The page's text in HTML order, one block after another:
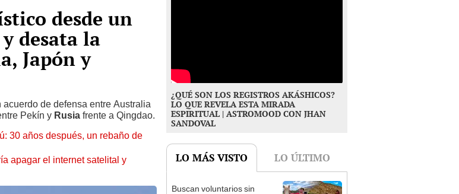
desde un
desata la
Japón y
de defensa entre Australia
Pekín y Rusia frente a Qingdao.
30 años después, un rebaño de
apagar el internet satelital y
¿QUÉ SON LOS REGISTROS AKÁSHICOS?
LO QUE REVELA ESTA MIRADA
ESPIRITUAL | ASTROMOOD CON JHAN
SANDOVAL
LO MÁS VISTO LO ÚLTIMO
Buscan voluntarios sin